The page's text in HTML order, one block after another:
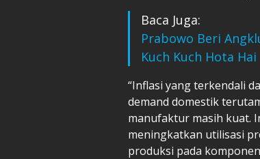
Baca Juga:
Prabowo Beri
Kuch Kuch Hota Hai
“Inflasi yang terkendali
demand domestik
manufaktur masih kuat.
meningkatkan utilisasi
produksi pada